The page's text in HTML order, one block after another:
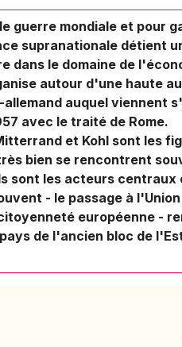
guerre mondiale et pour
supranationale détient
dans le domaine de
autour d'une haute
auquel viennent
avec le traité de Rome.
et Kohl sont les
bien se rencontrent
sont les acteurs
- le passage à
européenne -
de l'ancien bloc de